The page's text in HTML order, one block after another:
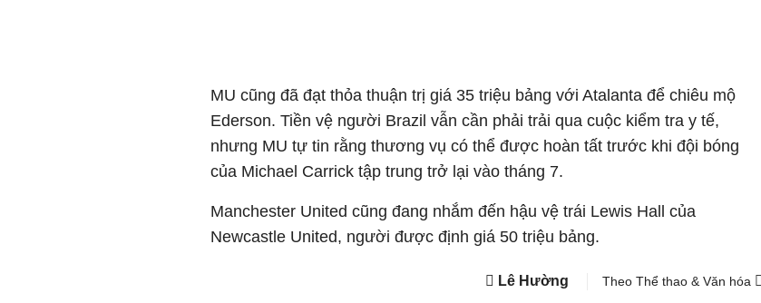
MU cũng đã đạt thỏa thuận trị giá 35 triệu bảng với Atalanta để chiêu mộ
Ederson. Tiền vệ người Brazil vẫn cần phải trải qua cuộc kiểm tra y tế,
nhưng MU tự tin rằng thương vụ có thể được hoàn tất trước khi đội bóng
của Michael Carrick tập trung trở lại vào tháng 7.
Manchester United cũng đang nhắm đến hậu vệ trái Lewis Hall của
Newcastle United, người được định giá 50 triệu bảng.
Lê Hường Theo Thể thao & Văn hóa